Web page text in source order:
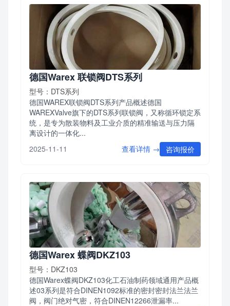
德国Warex 联锁阀DTS系列
型号：DTS系列
德国WAREX联锁阀DTS系列产品概述德国
WAREXValve旗下的DTS系列联锁阀，又称循环锁定系
统，是专为散装物料及工业介质的精准输送与压力隔
离设计的一体化...
2025-11-11
查看详情 → 咨询报价
德国Warex 蝶阀DKZ103
型号：DKZ103
德国Warex蝶阀DKZ103化工石油制药领域通用产品概
述03系列是符合DINEN1092标准的密封密封法兰法兰
阀，阀门绝对气密，符合DINEN12266泄漏率...